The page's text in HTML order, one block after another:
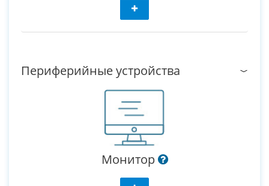
Периферийные устройства
Монитор